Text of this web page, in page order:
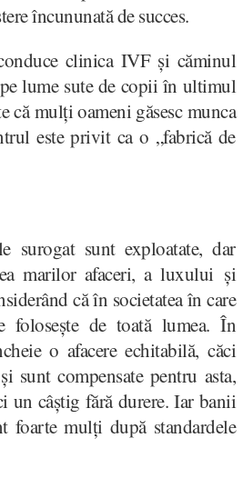
încununată de succes.
clinica IVF și căminul
lume sute de copii în ultimul
că mulți oameni găsesc munca
este privit ca o „fabrică de
surogat sunt exploatate, dar
marilor afaceri, a luxului și
că în societatea în care
folosește de toată lumea. În
o afacere echitabilă, căci
sunt compensate pentru asta,
un câștig fără durere. Iar banii
foarte mulți după standardele